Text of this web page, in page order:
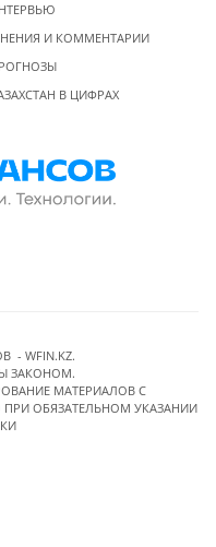
И КОММЕНТАРИИ
В ЦИФРАХ
- WFIN.KZ.
ЗАКОНОМ.
МАТЕРИАЛОВ C
ОБЯЗАТЕЛЬНОМ УКАЗАНИИ